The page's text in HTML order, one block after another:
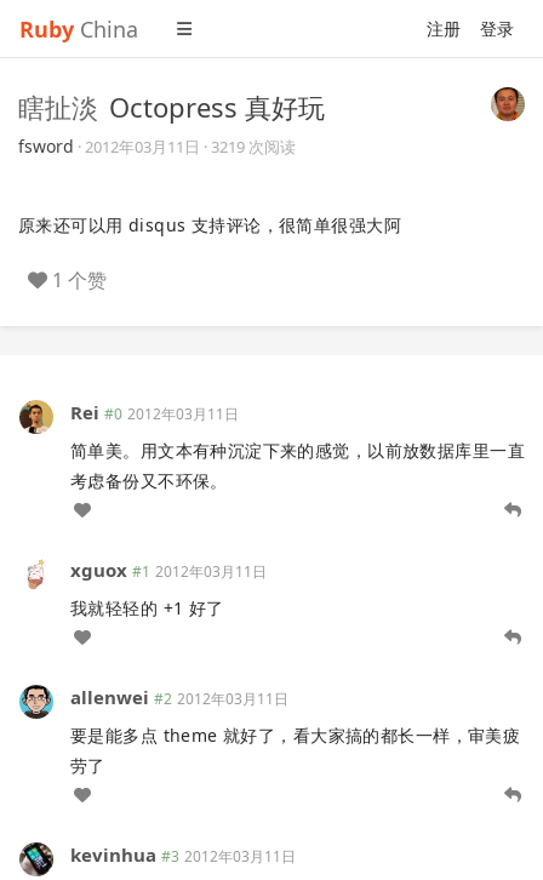
Ruby China 注册 登录
瞎扯淡 Octopress 真好玩
fsword ·2012年03月11日 · 3219 次阅读
原来还可以用 disqus 支持评论，很简单很强大阿
1 个赞
Rei #0 2012年03月11日
简单美。用文本有种沉淀下来的感觉，以前放数据库里一直
考虑备份又不环保。
xguox #1 2012年03月11日
我就轻轻的 +1 好了
allenwei #2 2012年03月11日
要是能多点 theme 就好了，看大家搞的都长一样，审美疲
劳了
kevinhua #3 2012年03月11日